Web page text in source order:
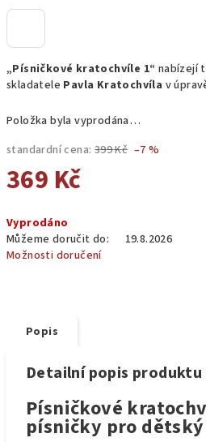
„Písničkové kratochvíle 1“ nabízejí
skladatele Pavla Kratochvíla v
Položka byla vyprodána…
standardní cena: 399 Kč –7 %
369 Kč
cena:
Vyprodáno
Můžeme doručit do:
19.8.2026
Možnosti doručení
Popis
Detailní popis produktu
Písničkové
písničky pro dětský